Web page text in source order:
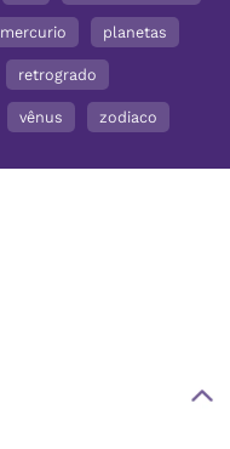
mercurio planetas
retrogrado
vênus zodiaco